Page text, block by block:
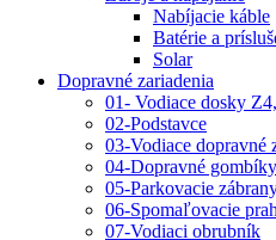
Nabíjacie káble
Batérie a
Solar
Dopravné zariadenia
01- Vodiace dosky
02-Podstavce
03-Vodiace dopravné
04-Dopravné gombíky
05-Parkovacie
06-Spomaľovacie
07-Vodiaci obrubník